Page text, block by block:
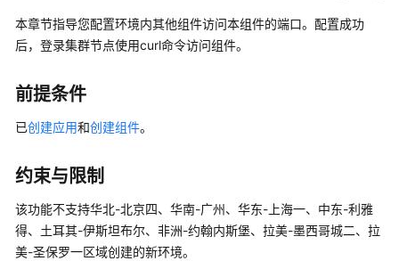
产
介
绍
费
说
明
快
本章节指导您配置环境内其他组件访问本组件的端口。配置成功
后，登录集群节点使用curl命令访问组件。
前提条件
已创建应用和创建组件。
约束与限制
该功能不支持华北-北京四、华南-广州、华东-上海一、中东-利雅
得、土耳其-伊斯坦布尔、非洲-约翰内斯堡、拉美-墨西哥城二、拉
美-圣保罗一区域创建的新环境。